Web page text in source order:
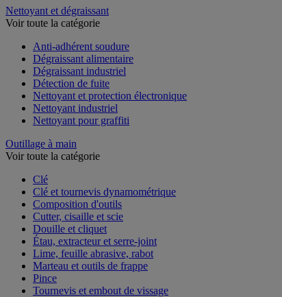
Nettoyant et dégraissant
Voir toute la catégorie
Anti-adhérent soudure
Dégraissant alimentaire
Dégraissant industriel
Détection de fuite
Nettoyant et protection électronique
Nettoyant industriel
Nettoyant pour graffiti
Outillage à main
Voir toute la catégorie
Clé
Clé et tournevis dynamométrique
Composition d'outils
Cutter, cisaille et scie
Douille et cliquet
Étau, extracteur et serre-joint
Lime, feuille abrasive, rabot
Marteau et outils de frappe
Pince
Tournevis et embout de vissage